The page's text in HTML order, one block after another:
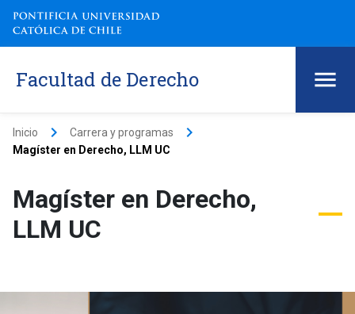
Facultad de Derecho
Inicio keyboard_arrow_right Carrera y programas keyboard_arrow_right
Magíster en Derecho, LLM UC
Magíster en Derecho,
LLM UC